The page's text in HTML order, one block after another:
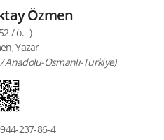
Özmen
/ ö. -)
Yazar
Anadolu-Osmanlı-Türkiye)
237-86-4